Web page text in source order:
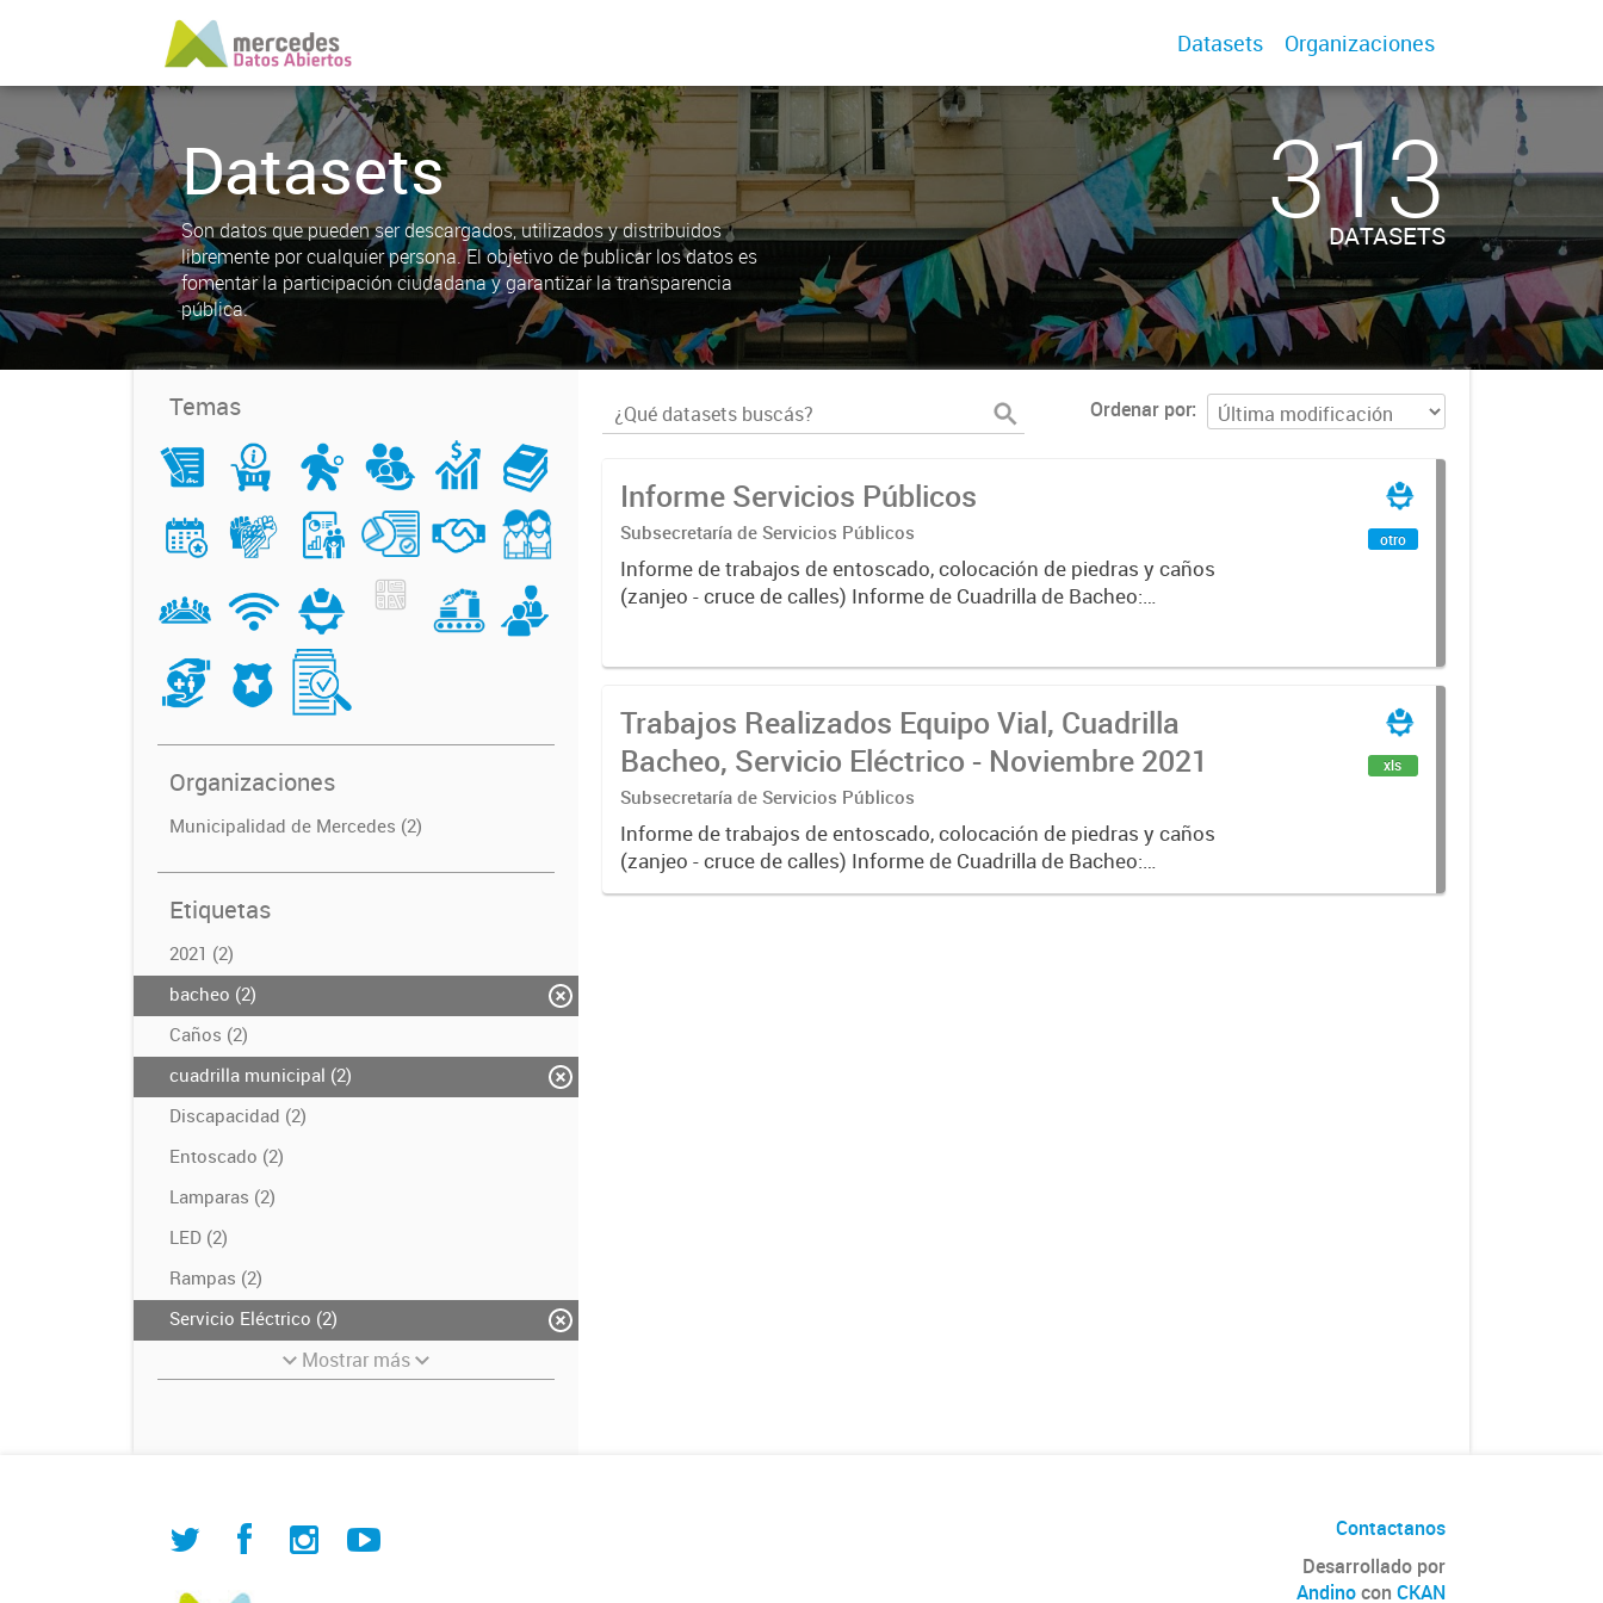
Datasets Organizaciones
Datasets
Son datos que pueden ser descargados, utilizados y distribuidos
libremente por cualquier persona. El objetivo de publicar los datos es
fomentar la participación ciudadana y garantizar la transparencia
pública.
313
DATASETS
Temas
Organizaciones
Municipalidad de Mercedes (2)
Etiquetas
2021 (2)
bacheo (2)
Caños (2)
cuadrilla municipal (2)
Discapacidad (2)
Entoscado (2)
Lamparas (2)
LED (2)
Rampas (2)
Servicio Eléctrico (2)
Mostrar más
Ordenar por
Informe Servicios Públicos
Subsecretaría de Servicios Públicos
Informe de trabajos de entoscado, colocación de piedras y caños
(zanjeo - cruce de calles) Informe de Cuadrilla de Bacheo:
otro
Trabajos Realizados Equipo Vial, Cuadrilla
Bacheo, Servicio Eléctrico - Noviembre 2021
Subsecretaría de Servicios Públicos
Informe de trabajos de entoscado, colocación de piedras y caños
(zanjeo - cruce de calles) Informe de Cuadrilla de Bacheo:
albañilería y construcción, colocación de tapa registro,
xls
Contactanos
Desarrollado por
Andinocon CKAN